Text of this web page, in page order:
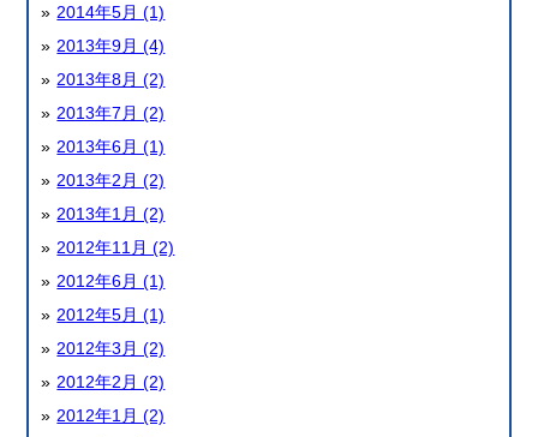
2014年5月 (1)
2013年9月 (4)
2013年8月 (2)
2013年7月 (2)
2013年6月 (1)
2013年2月 (2)
2013年1月 (2)
2012年11月 (2)
2012年6月 (1)
2012年5月 (1)
2012年3月 (2)
2012年2月 (2)
2012年1月 (2)